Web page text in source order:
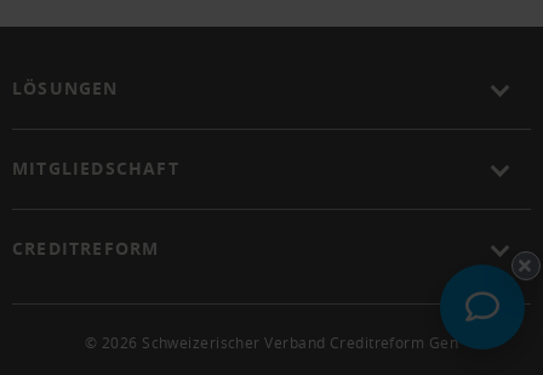
LÖSUNGEN
MITGLIEDSCHAFT
CREDITREFORM
© 2026 Schweizerischer Verband Creditreform Gen